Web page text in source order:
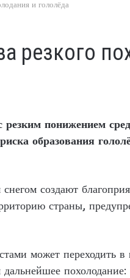
и гололёда
резкого
понижением
образования
создают
страны,
может переходить